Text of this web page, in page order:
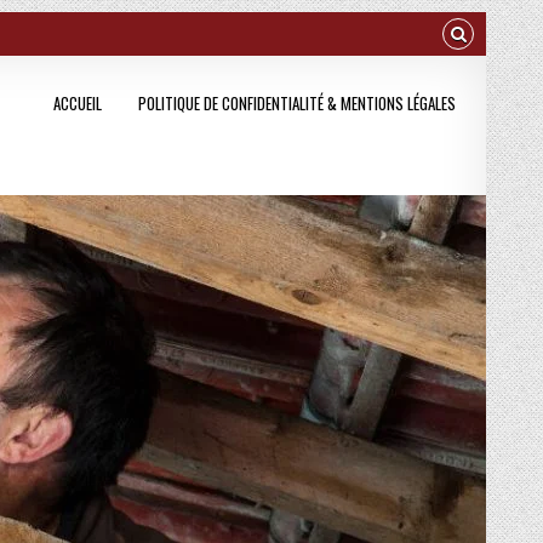
ACCUEIL POLITIQUE DE CONFIDENTIALITÉ & MENTIONS LÉGALES